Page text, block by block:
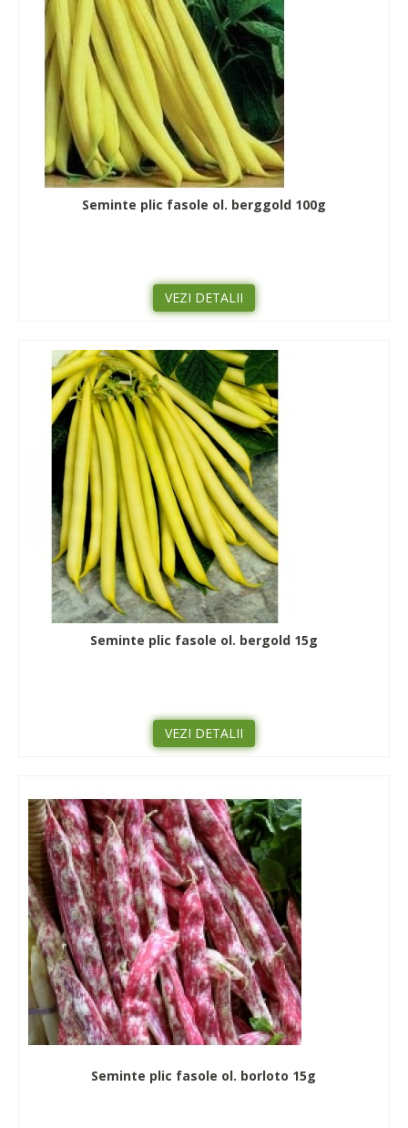
Seminte plic fasole ol. berggold 100g
VEZI DETALII
Seminte plic fasole ol. bergold 15g
VEZI DETALII
Seminte plic fasole ol. borloto 15g